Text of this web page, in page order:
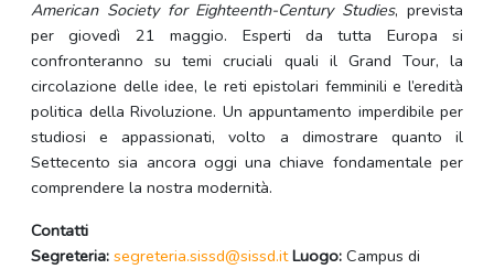
American Society for Eighteenth-Century Studies, prevista
per giovedì 21 maggio. Esperti da tutta Europa si
confronteranno su temi cruciali quali il Grand Tour, la
circolazione delle idee, le reti epistolari femminili e l’eredità
politica della Rivoluzione. Un appuntamento imperdibile per
studiosi e appassionati, volto a dimostrare quanto il
Settecento sia ancora oggi una chiave fondamentale per
comprendere la nostra modernità.
Contatti
Segreteria: segreteria.sissd@sissd.it Luogo: Campus di